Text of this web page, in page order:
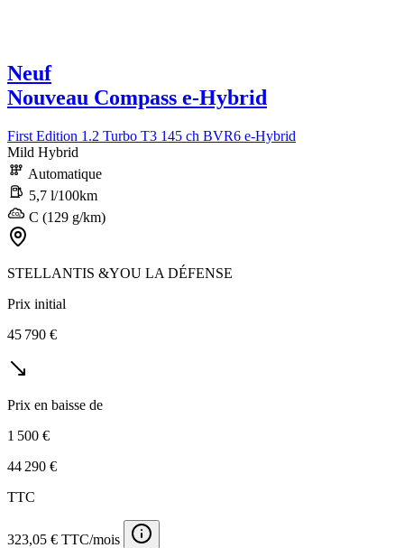
Neuf
Nouveau Compass e-Hybrid
First Edition 1.2 Turbo T3 145 ch BVR6 e-Hybrid
Mild Hybrid
Automatique
5,7 l/100km
C (129 g/km)
STELLANTIS &YOU LA DÉFENSE
Prix initial
45 790 €
Prix en baisse de
1 500 €
44 290 €
TTC
323,05 € TTC/mois